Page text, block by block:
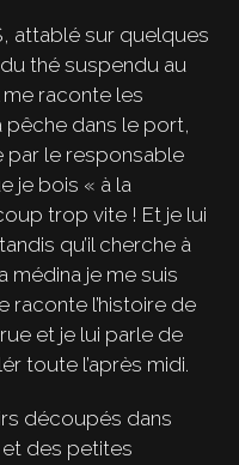
attablé sur quelques
thé suspendu au
me raconte les
pêche dans le port,
par le responsable
je bois « à la
trop vite ! Et je lui
qu’il cherche à
médina je me suis
raconte l’histoire de
et je lui parle de
toute l’après midi.
découpés dans
des petites